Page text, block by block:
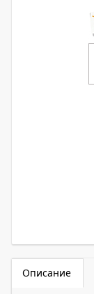
Описание